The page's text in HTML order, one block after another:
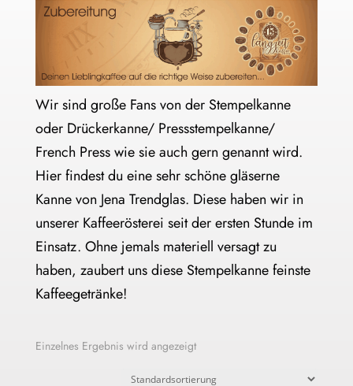
Wir sind große Fans von der Stempelkanne
oder Drückerkanne/ Pressstempelkanne/
French Press wie sie auch gern genannt wird.
Hier findest du eine sehr schöne gläserne
Kanne von Jena Trendglas. Diese haben wir in
unserer Kaffeerösterei seit der ersten Stunde im
Einsatz. Ohne jemals materiell versagt zu
haben, zaubert uns diese Stempelkanne feinste
Kaffeegetränke!
Einzelnes Ergebnis wird angezeigt